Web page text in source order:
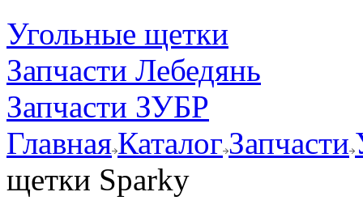
Угольные щетки
Запчасти Лебедянь
Запчасти ЗУБР
ГлавнаяКаталог Запчасти
щетки Sparky